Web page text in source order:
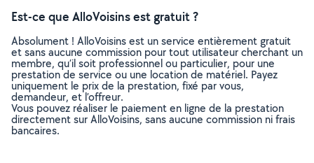
Est-ce que AlloVoisins est gratuit ?
Absolument ! AlloVoisins est un service entièrement gratuit
et sans aucune commission pour tout utilisateur cherchant un
membre, qu’il soit professionnel ou particulier, pour une
prestation de service ou une location de matériel. Payez
uniquement le prix de la prestation, fixé par vous,
demandeur, et l’offreur.
Vous pouvez réaliser le paiement en ligne de la prestation
directement sur AlloVoisins, sans aucune commission ni frais
bancaires.